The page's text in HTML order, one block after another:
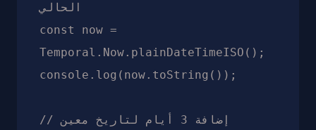
الحالي
const now =
Temporal.Now.plainDateTimeISO();
console.log(now.toString());
// إضافة 3 أيام لتاريخ معين